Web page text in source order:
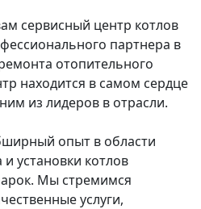
сервисный центр котлов
партнера в
отопительного
находится в самом сердце
из лидеров в отрасли.
опыт в области
установки котлов
Мы стремимся
услуги,